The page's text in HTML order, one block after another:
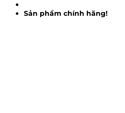
Sản phẩm chính hãng!